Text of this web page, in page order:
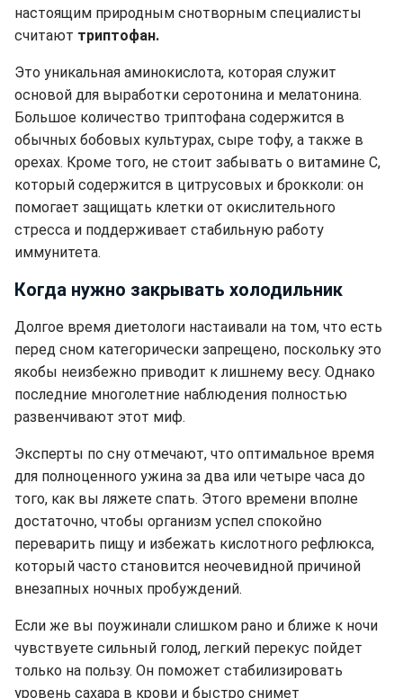
настоящим природным снотворным специалисты
считают триптофан.
Это уникальная аминокислота, которая служит
основой для выработки серотонина и мелатонина.
Большое количество триптофана содержится в
обычных бобовых культурах, сыре тофу, а также в
орехах. Кроме того, не стоит забывать о витамине С,
который содержится в цитрусовых и брокколи: он
помогает защищать клетки от окислительного
стресса и поддерживает стабильную работу
иммунитета.
Когда нужно закрывать холодильник
Долгое время диетологи настаивали на том, что есть
перед сном категорически запрещено, поскольку это
якобы неизбежно приводит к лишнему весу. Однако
последние многолетние наблюдения полностью
развенчивают этот миф.
Эксперты по сну отмечают, что оптимальное время
для полноценного ужина за два или четыре часа до
того, как вы ляжете спать. Этого времени вполне
достаточно, чтобы организм успел спокойно
переварить пищу и избежать кислотного рефлюкса,
который часто становится неочевидной причиной
внезапных ночных пробуждений.
Если же вы поужинали слишком рано и ближе к ночи
чувствуете сильный голод, легкий перекус пойдет
только на пользу. Он поможет стабилизировать
уровень сахара в крови и быстро снимет